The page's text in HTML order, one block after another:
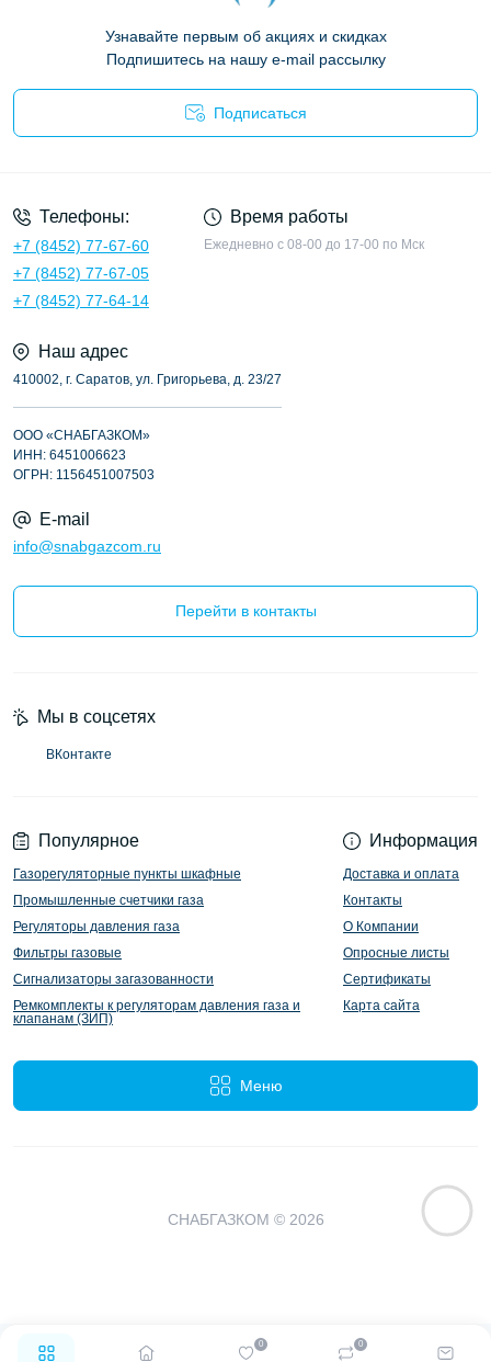
0 0
Узнавайте первым об акциях и скидках
Подпишитесь на нашу e-mail рассылку
Подписаться
Телефоны:
+7 (8452) 77-67-60
+7 (8452) 77-67-05
+7 (8452) 77-64-14
Время работы
Ежедневно с 08-00 до 17-00 по Мск
Наш адрес
410002, г. Саратов, ул. Григорьева, д. 23/27
ООО «СНАБГАЗКОМ»
ИНН: 6451006623
ОГРН: 1156451007503
E-mail
info@snabgazcom.ru
Перейти в контакты
Популярное
Газорегуляторные пункты шкафные
Промышленные счетчики газа
Регуляторы давления газа
Фильтры газовые
Сигнализаторы загазованности
Ремкомплекты к регуляторам давления газа и
клапанам (ЗИП)
Информация
Доставка и оплата
Контакты
О Компании
Опросные листы
Сертификаты
Карта сайта
Меню
Мы в соцсетях
ВКонтакте
СНАБГАЗКОМ © 2026